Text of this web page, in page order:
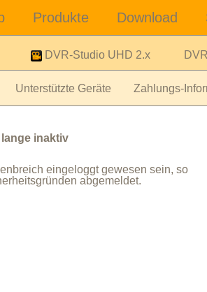
DVR-Studio UHD 2.x
Unterstützte Geräte Zahlungs-
inaktiv
eingeloggt gewesen sein, so
abgemeldet.